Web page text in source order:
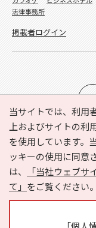
当サイトでは、利用
上およびサイトの利
を使用しています。
ッキーの使用に同意
は、
「当社ウェブ
て」 をご覧ください。
e-NAVITA（イーナ
利用規約
個人
サイトマップ
法律事務所
掲載者ログイン